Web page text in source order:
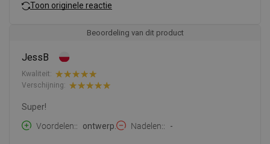
Toon originele reactie
Beoordeling van dit product
JessB
Kwaliteit:
Verschijning:
Super!
Voordelen:
ontwerp. Nadelen: -